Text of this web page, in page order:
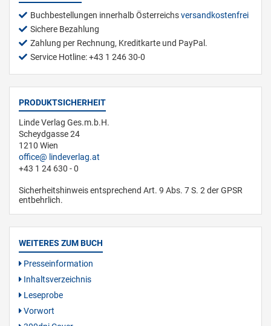
Buchbestellungen innerhalb Österreichsversandkostenfrei
Sichere Bezahlung
Zahlung per Rechnung, Kreditkarte und PayPal.
Service Hotline: +43 1 246 30-0
PRODUKTSICHERHEIT
Linde Verlag Ges.m.b.H.
Scheydgasse 24
1210 Wien
office
lindeverlag.at
+43 1 24 630 - 0
Sicherheitshinweis entsprechend Art. 9 Abs. 7 S. 2 der GPSR
entbehrlich.
WEITERES ZUM BUCH
Presseinformation
Inhaltsverzeichnis
Leseprobe
Vorwort